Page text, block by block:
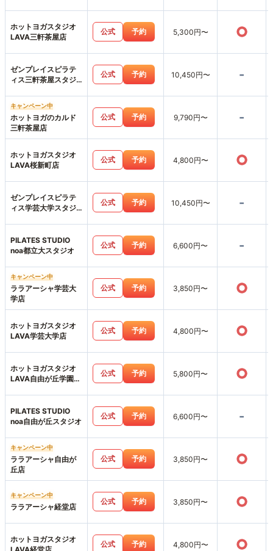
ホットヨガスタジオ
LAVA三軒茶屋店
公式 予約 5,300円〜 ○
ゼンプレイスピラテ
ィス三軒茶屋スタジ
公式 予約 10,450円〜 -
キャンペーン中
ホットヨガのカルド
三軒茶屋店
公式 予約 9,790円〜 -
ホットヨガスタジオ
LAVA桜新町店
公式 予約 4,800円〜 ○
ゼンプレイスピラテ
ィス学芸大学スタジ
公式 予約 10,450円〜 -
PILATES STUDIO
noa都立大スタジオ
公式 予約 6,600円〜 -
キャンペーン中
ララアーシャ学芸大
学店
公式 予約 3,850円〜 ○
ホットヨガスタジオ
LAVA学芸大学店
公式 予約 4,800円〜 ○
ホットヨガスタジオ
LAVA自由が丘学園通
公式 予約 5,800円〜 ○
PILATES STUDIO
noa自由が丘スタジオ
公式 予約 6,600円〜 -
キャンペーン中
ララアーシャ自由が
丘店
公式 予約 3,850円〜 ○
キャンペーン中
ララアーシャ経堂店
公式 予約 3,850円〜 ○
ホットヨガスタジオ
公式 予約 4,800円〜 ○